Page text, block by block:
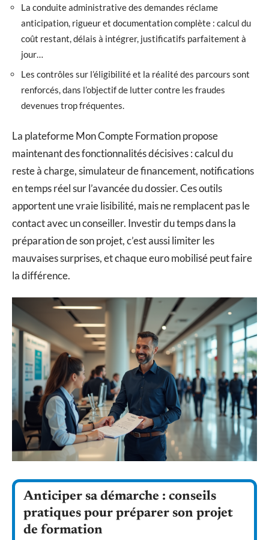
La conduite administrative des demandes réclame
anticipation, rigueur et documentation complète : calcul du
coût restant, délais à intégrer, justificatifs parfaitement à
jour…
Les contrôles sur l’éligibilité et la réalité des parcours sont
renforcés, dans l’objectif de lutter contre les fraudes
devenues trop fréquentes.
La plateforme Mon Compte Formation propose
maintenant des fonctionnalités décisives : calcul du
reste à charge, simulateur de financement, notifications
en temps réel sur l’avancée du dossier. Ces outils
apportent une vraie lisibilité, mais ne remplacent pas le
contact avec un conseiller. Investir du temps dans la
préparation de son projet, c’est aussi limiter les
mauvaises surprises, et chaque euro mobilisé peut faire
la différence.
Anticiper sa démarche : conseils
pratiques pour préparer son projet
de formation